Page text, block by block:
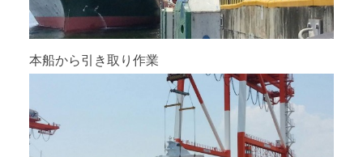
本船から引き取り作業